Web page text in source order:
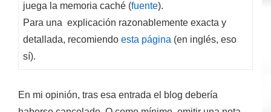
juega la memoria caché (fuente).
Para una explicación razonablemente exacta y
detallada, recomiendo esta página (en inglés, eso
sí).
En mi opinión, tras esa entrada el blog debería